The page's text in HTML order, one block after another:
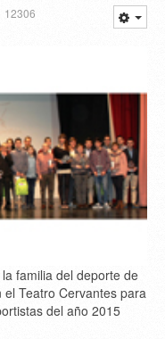
12306
familia del deporte de
Teatro Cervantes para
del año 2015